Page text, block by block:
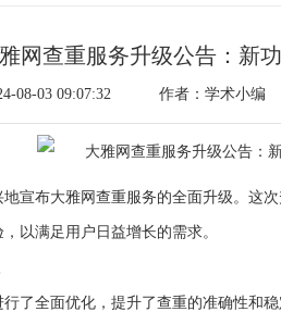
网查重服务升级公告：新
08-03 09:07:32 作者：学术小编
宣布大雅网查重服务的全面升级。这
以满足用户日益增长的需求。
了全面优化，提升了查重的准确性和